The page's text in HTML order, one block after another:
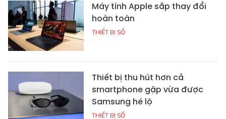
Máy tính Apple sắp thay đổi
hoàn toàn
THIẾT BỊ SỐ
Thiết bị thu hút hơn cả
smartphone gập vừa được
Samsung hé lộ
THIẾT BỊ SỐ